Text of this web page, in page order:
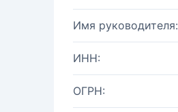
Имя руководителя:
ИНН:
ОГРН: